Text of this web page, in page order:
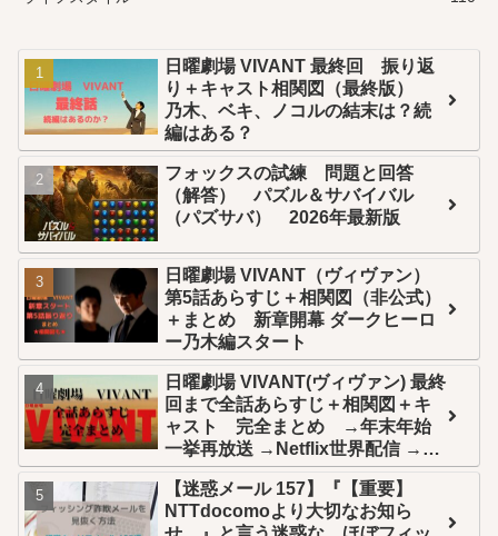
日曜劇場 VIVANT 最終回 振り返
り＋キャスト相関図（最終版）
乃木、ベキ、ノコルの結末は？続
編はある？
フォックスの試練 問題と回答
（解答） パズル＆サバイバル
（パズサバ） 2026年最新版
日曜劇場 VIVANT（ヴィヴァン）
第5話あらすじ＋相関図（非公式）
＋まとめ 新章開幕 ダークヒーロ
ー乃木編スタート
日曜劇場 VIVANT(ヴィヴァン) 最終
回まで全話あらすじ＋相関図＋キ
ャスト 完全まとめ →年末年始
一挙再放送 →Netflix世界配信 →U-
NEXT全話配信
【迷惑メール 157】『【重要】
NTTdocomoより大切なお知ら